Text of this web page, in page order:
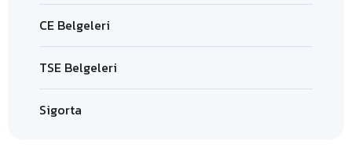
CE Belgeleri
TSE Belgeleri
Sigorta